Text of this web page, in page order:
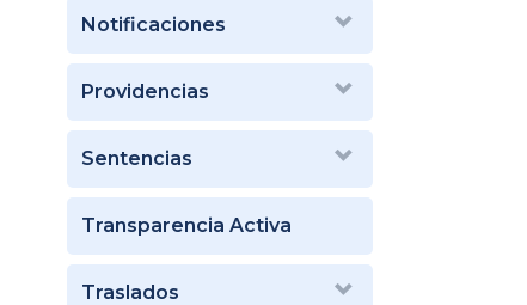
Notificaciones
Providencias
Sentencias
Transparencia Activa
Traslados